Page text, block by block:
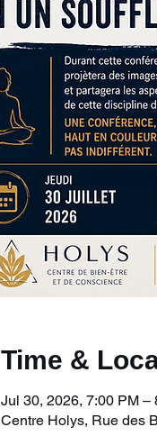
Time &
Jul 30, 2026, 7:00 PM –
Centre Holys, Rue des